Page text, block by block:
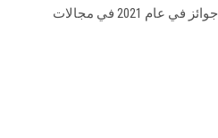
للتنمية البيئية، وسيتم منح ثلاث جوائز في عام 2021 في مجالات